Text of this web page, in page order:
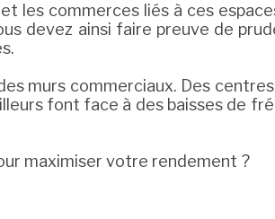
les commerces liés à ces
devez ainsi faire preuve de
murs commerciaux. Des
font face à des baisses de
maximiser votre rendement ?